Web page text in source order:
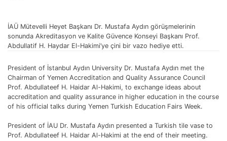
İAÜ Mütevelli Heyet Başkanı Dr. Mustafa Aydın görüşmelerinin
sonunda Akreditasyon ve Kalite Güvence Konseyi Başkanı Prof.
Abdullatif H. Haydar El-Hakimi’ye çini bir vazo hediye etti.
President of İstanbul Aydın University Dr. Mustafa Aydın met the
Chairman of Yemen Accreditation and Quality Assurance Council
Prof. Abdullateef H. Haidar Al-Hakimi, to exchange ideas about
accreditation and quality assurance in higher education in the course
of his official talks during Yemen Turkish Education Fairs Week.
President of İAU Dr. Mustafa Aydın presented a Turkish tile vase to
Prof. Abdullateef H. Haidar Al-Hakimi at the end of their meeting.